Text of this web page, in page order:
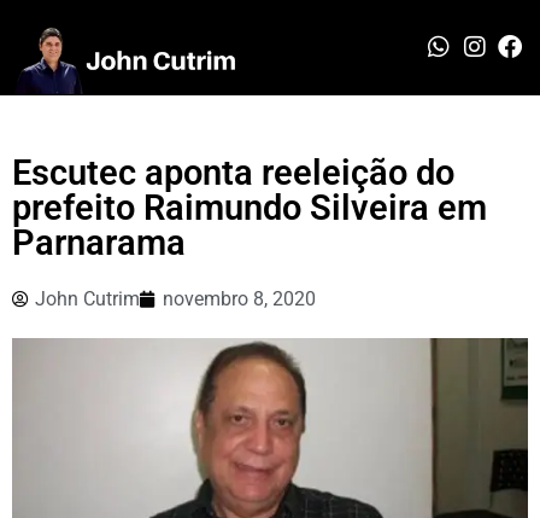
Escutec aponta reeleição do
prefeito Raimundo Silveira em
Parnarama
John Cutrim novembro 8, 2020